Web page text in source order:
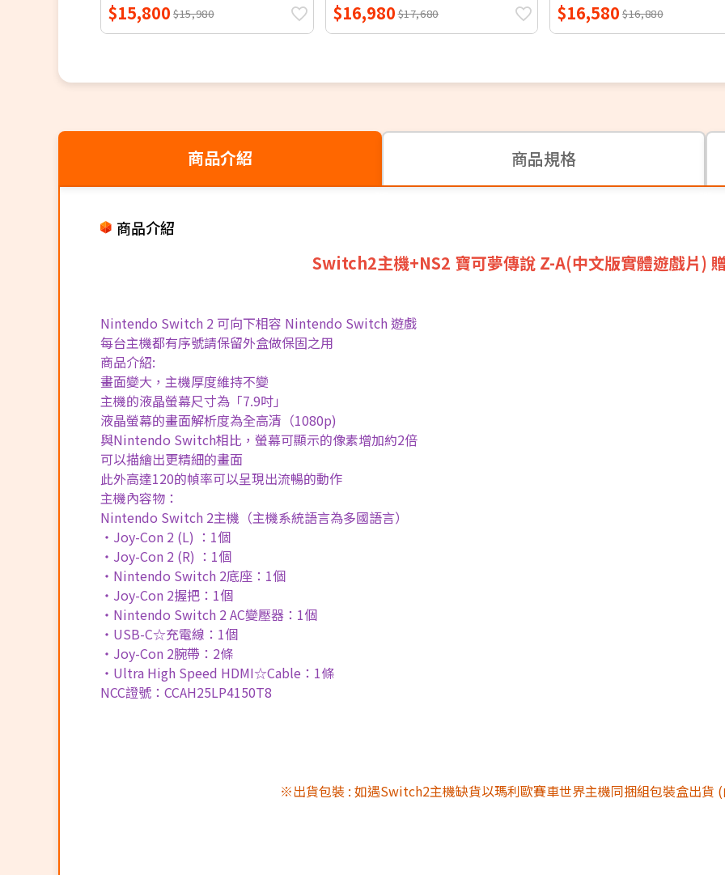
$15,800 $15,980 $16,980$17,680 $16,580 $16,880
商品介紹 商品規格
商品介紹
Switch2主機+NS2 寶可夢傳說 Z-A(中文版實體遊戲片)
Nintendo Switch 2 可向下相容 Nintendo Switch 遊戲
每台主機都有序號請保留外盒做保固之用
商品介紹:
畫面變大，主機厚度維持不變
主機的液晶螢幕尺寸為「7.9吋」
液晶螢幕的畫面解析度為全高清（1080p)
與Nintendo Switch相比，螢幕可顯示的像素增加約2倍
可以描繪出更精細的畫面
此外高達120的幀率可以呈現出流暢的動作
主機內容物：
Nintendo Switch 2主機（主機系統語言為多國語言）
・Joy-Con 2 (L) ：1個
・Joy-Con 2 (R) ：1個
・Nintendo Switch 2底座：1個
・Joy-Con 2握把：1個
・Nintendo Switch 2 AC變壓器：1個
・USB-C☆充電線：1個
・Joy-Con 2腕帶：2條
・Ultra High Speed HDMI☆Cable：1條
NCC證號：CCAH25LP4150T8
※出貨包裝 : 如遇Switch2主機缺貨以瑪利歐賽車世界主機同捆組包裝盒出貨